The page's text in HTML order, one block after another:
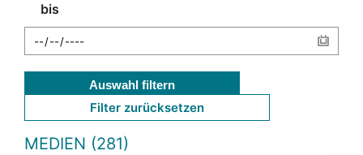
bis
Auswahl filtern
Filter zurücksetzen
MEDIEN (281)